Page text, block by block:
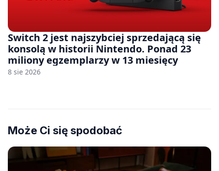
Switch 2 jest najszybciej sprzedającą się
konsolą w historii Nintendo. Ponad 23
miliony egzemplarzy w 13 miesięcy
8 sie 2026
Może Ci się spodobać